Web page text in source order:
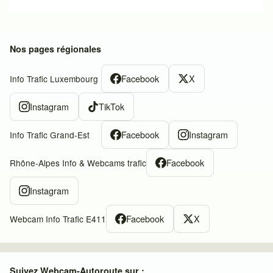
Nos pages régionales
Info Trafic Luxembourg Facebook X
Instagram TikTok
Info Trafic Grand-Est Facebook Instagram
Rhône-Alpes Info & Webcams trafic Facebook
Instagram
Webcam Info Trafic E411 Facebook X
Suivez Webcam-Autoroute sur :